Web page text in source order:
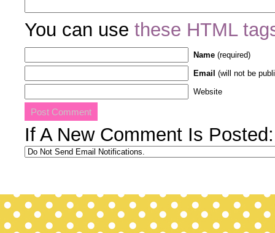
You can use these HTML
Name (required)
Email (will not be
Website
If A New Comment Is Posted: